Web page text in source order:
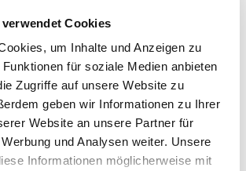
Cookies
um Inhalte und Anzeigen zu
für soziale Medien anbieten
Zugriffe auf unsere Website zu
geben wir Informationen zu Ihrer
Website an unsere Partner für
und Analysen weiter. Unsere
Informationen möglicherweise mit
auch an Diakon Kugler sowie die
Besuch in Franken angeregt und